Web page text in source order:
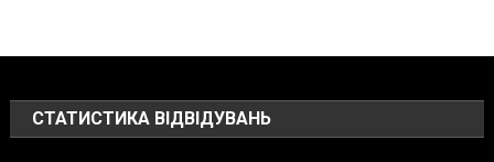
СТАТИСТИКА ВІДВІДУВАНЬ